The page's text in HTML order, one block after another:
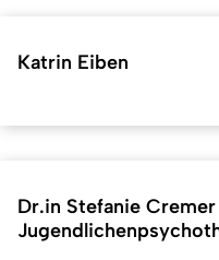
Katrin Eiben
Dr.in Stefanie